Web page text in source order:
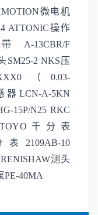
微电机
ATTONIC操作
13CBR/F
SM25-2 NKS压
（0.03-
器LCN-A-5KN
15P/N25 RKC
千分表
表2109AB-10
测头
PE-40MA